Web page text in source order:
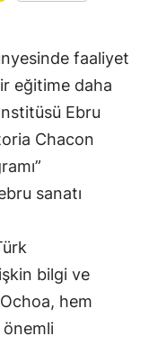
Erzincan
Erzurum
Eskişehir
Gaziantep
Giresun
Hakkari
Hatay
faaliyet
eğitime daha
Ebru
Chacon
sanatı
bilgi ve
hem